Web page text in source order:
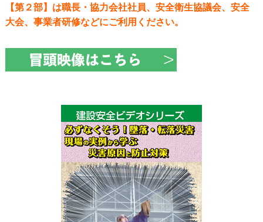
【第２部】は職長・協力会社社員、安全衛生協議会、安全
大会、事業者研修などにご利用ください。